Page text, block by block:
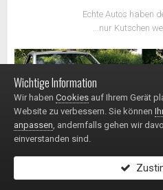
Echte Autos haben
...nur Kutschen
Wichtige Information
Wir haben Cookies auf Ihrem Gerät
Website zu verbessern. Sie können
anpassen, andernfalls gehen wir
einverstanden sind.